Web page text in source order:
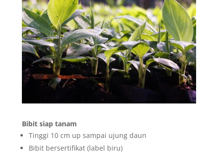
Bibit siap tanam
Tinggi 10 cm up sampai ujung daun
Bibit bersertifikat (label biru)